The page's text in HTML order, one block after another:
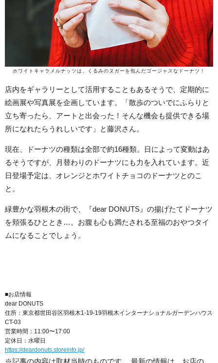
ホワイトキャラメルナッツは、くるみのヌガーを包んだゴージャスなドーナツ！
店内をギャラリーとして活用することもあるそうで、定期的に
絵画展や写真展を企画しています。「散歩のついでにふらりと
立ち寄ったら、アートと出会った！そんな機会も提供できる場
所になれたらうれしいです」と藤沢さん。
現在、ドーナツの種類は全部で約16種類。日によって変動はあ
るそうですが、月替わりのドーナツにも力を入れています。近
日登場予定は、オレンジとホワイトチョコのドーナツとのこ
と。
緑豊かな羽根木の街で、『dear DONUTS』の揚げたてドーナツ
を頬張るひととき…。お腹も心も満たされる至福のおやつタイ
ムになることでしょう。
■お店情報
dear DONUTS
住所：東京都世田谷区羽根木1-19-19羽根木インターナショナルガーデンハウス
CT-03
営業時間：11:00〜17:00
定休日：水曜日
https://deardonuts.storeinfo.jp/
※記事の内容は取材当時のものです。 最新の情報は、お店の